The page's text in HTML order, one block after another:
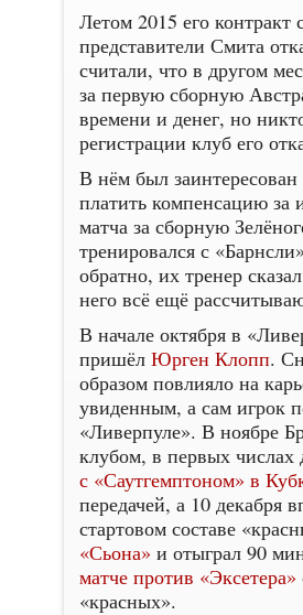
Летом 2015 его
представители Смита
считали, что в другом
за первую сборную
времени и денег, но
регистрации клуб его
В нём был
платить компенсацию за
матча за сборную
тренировался с
обратно, их тренер
него всё ещё
В начале октября в
пришёлЮрген Клопп.
образом повлияло на
увиденным, а сам игрок
«Ливерпуле». В ноябре
клубом, в первых
с «Саутгемптоном» в
передачей, а 10 декабря
стартовом составе
«Сьона» и отыграл 90
матче против «Эксетера»
«красных».